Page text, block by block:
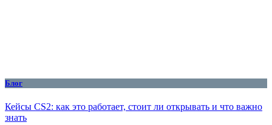
Блог
Кейсы CS2: как это работает, стоит ли открывать и что важно
знать